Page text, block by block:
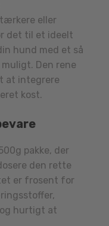
eller
det til et ideelt
hund med et så
Den rene
at integrere
kost.
pakke, der
den rette
er frosent for
hurtigt at